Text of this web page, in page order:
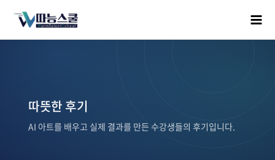
따뜻한 후기
AI 아트를 배우고 실제 결과를 만든 수강생들의 후기입니다.